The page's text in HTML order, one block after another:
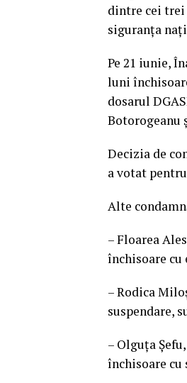
dintre cei trei
siguranţa
Pe 21 iunie,
luni
dosarul
Botorogeanu
Decizia de
a votat
Alte
– Floarea
închisoare cu
– Rodica
suspendare,
– Olguţa
închisoare cu